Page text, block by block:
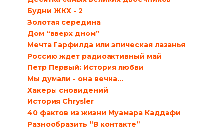
Будни ЖКХ - 2
Золотая середина
Дом “вверх дном”
Мечта Гарфилда или эпическая лазанья
Россию ждет радиоактивный май
Петр Первый: История любви
Мы думали - она вечна...
Хакеры сновидений
История Chrysler
40 фактов из жизни Муамара Каддафи
Разнообразить “В контакте”